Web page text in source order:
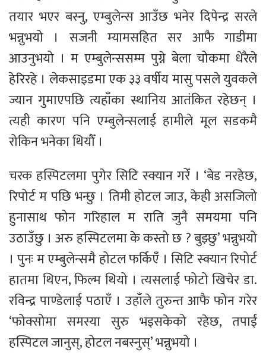
तयार भएर बस्नु, एम्बुलेन्स आउँछ भनेर दिपेन्द्र सरले
भन्नुभयो । सजनी म्यामसहित सर आफै गाडीमा
आउनुभयो । म एम्बुलेन्ससम्म पुग्ने बेला चोकमा धेरैले
हेरिरहे । लेकसाइडमा एक ३३ वर्षीय मासु पसले युवकले
ज्यान गुमाएपछि त्यहाँका स्थानिय आतंकित रहेछन् ।
त्यही कारण पनि एम्बुलेन्सलाई हामीले मूल सडकमै
रोकिन भनेका थियौँ ।
चरक हस्पिटलमा पुगेर सिटि स्क्यान गरेँ । ‘बेड नरहेछ,
रिपोर्ट म पछि भन्छु । तिमी होटल जाउ, केही असजिलो
हुनासाथ फोन गरिहाल म राति जुनै समयमा पनि
उठाउँछु । अरु हस्पिटलमा के कस्तो छ ? बुझ्छु’ भन्नुभयो
। पुनः म एम्बुलेन्समै होटल फर्किएँ । सिटि स्क्यान रिपोर्ट
हातमा थिएन, फिल्म थियो । त्यसलाई फोटो खिचेर डा.
रविन्द्र पाण्डेलाई पठाएँ । उहाँले तुरुन्त आफै फोन गरेर
‘फोक्सोमा समस्या सुरु भइसकेको रहेछ, तपाईं
हस्पिटल जानुस्, होटल नबस्नुस्’ भन्नुभयो ।